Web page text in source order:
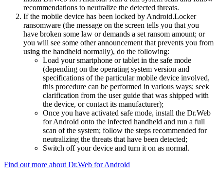
recommendations to neutralize the detected threats.
If the mobile device has been locked by Android.Locker
ransomware (the message on the screen tells you that you
have broken some law or demands a set ransom amount; or
you will see some other announcement that prevents you from
using the handheld normally), do the following:
Load your smartphone or tablet in the safe mode
(depending on the operating system version and
specifications of the particular mobile device involved,
this procedure can be performed in various ways; seek
clarification from the user guide that was shipped with
the device, or contact its manufacturer);
Once you have activated safe mode, install the Dr.Web
for Android onto the infected handheld and run a full
scan of the system; follow the steps recommended for
neutralizing the threats that have been detected;
Switch off your device and turn it on as normal.
Find out more about Dr.Web for Android